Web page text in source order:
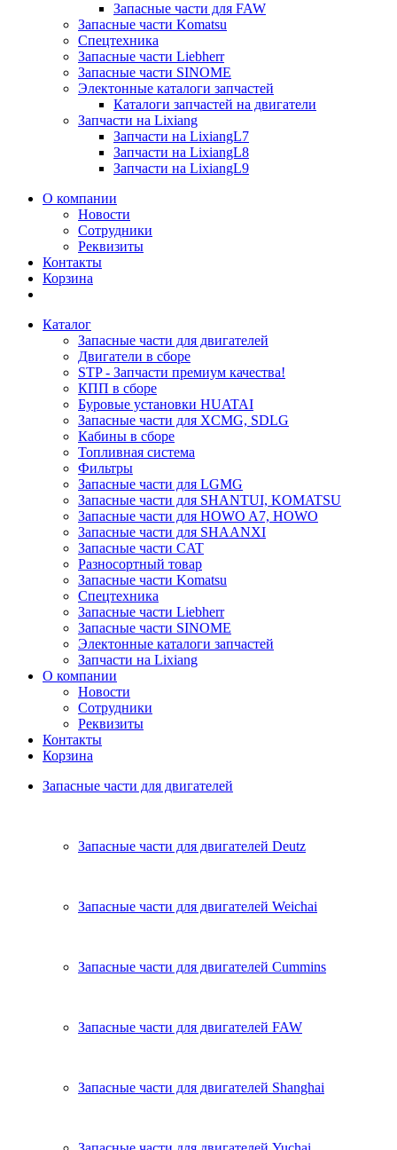
Запасные части для FAW
Запасные части Komatsu
Спецтехника
Запасные части Liebherr
Запасные части SINOME
Электонные каталоги запчастей
Каталоги запчастей на двигатели
Запчасти на Lixiang
Запчасти на LixiangL7
Запчасти на LixiangL8
Запчасти на LixiangL9
О компании
Новости
Сотрудники
Реквизиты
Контакты
Корзина
Каталог
Запасные части для двигателей
Двигатели в сборе
STP - Запчасти премиум качества!
КПП в сборе
Буровые установки HUATAI
Запасные части для XCMG, SDLG
Кабины в сборе
Топливная система
Фильтры
Запасные части для LGMG
Запасные части для SHANTUI, KOMATSU
Запасные части для HOWO A7, HOWO
Запасные части для SHAANXI
Запасные части CAT
Разносортный товар
Запасные части Komatsu
Спецтехника
Запасные части Liebherr
Запасные части SINOME
Электонные каталоги запчастей
Запчасти на Lixiang
О компании
Новости
Сотрудники
Реквизиты
Контакты
Корзина
Запасные части для двигателей
Запасные части для двигателей Deutz
Запасные части для двигателей Weichai
Запасные части для двигателей Cummins
Запасные части для двигателей FAW
Запасные части для двигателей Shanghai